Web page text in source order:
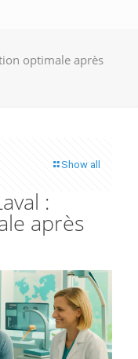
optimale après
Show all
:
après